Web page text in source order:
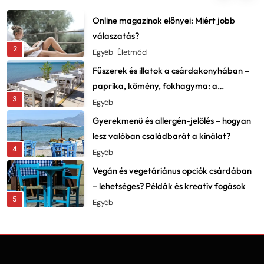
2
Online magazinok előnyei: Miért jobb
válaszatás?
Egyéb Életmód
3
Fűszerek és illatok a csárdakonyhában –
paprika, kömény, fokhagyma: a
karakter lelke
Egyéb
4
Gyerekmenü és allergén-jelölés – hogyan
lesz valóban családbarát a kínálat?
Egyéb
5
Vegán és vegetáriánus opciók csárdában
– lehetséges? Példák és kreatív fogások
Egyéb
éves programnaptár és élményajánló